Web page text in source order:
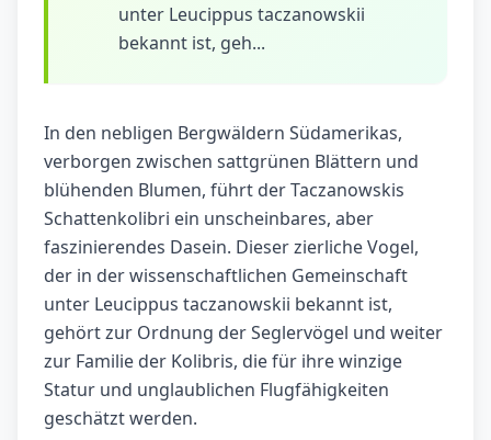
unter Leucippus taczanowskii
bekannt ist, geh...
In den nebligen Bergwäldern Südamerikas,
verborgen zwischen sattgrünen Blättern und
blühenden Blumen, führt der Taczanowskis
Schattenkolibri ein unscheinbares, aber
faszinierendes Dasein. Dieser zierliche Vogel,
der in der wissenschaftlichen Gemeinschaft
unter Leucippus taczanowskii bekannt ist,
gehört zur Ordnung der Seglervögel und weiter
zur Familie der Kolibris, die für ihre winzige
Statur und unglaublichen Flugfähigkeiten
geschätzt werden.